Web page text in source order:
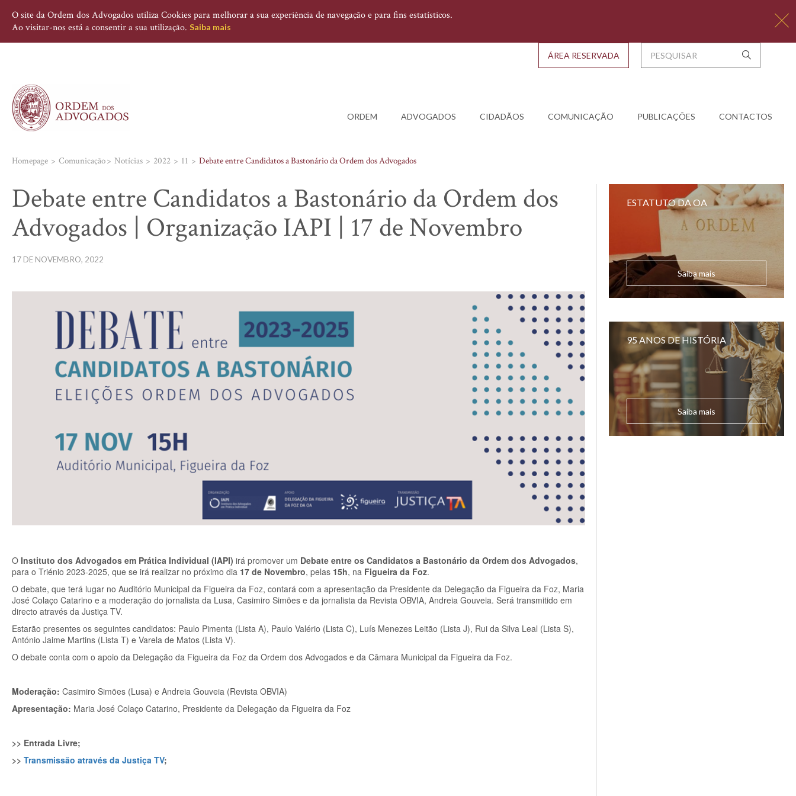
O site da Ordem dos Advogados utiliza Cookies para melhorar a sua experiência de navegação e para fins estatísticos.
Ao visitar-nos está a consentir a sua utilização. Saiba mais
ORDEM ADVOGADOS CIDADÃOS COMUNICAÇÃO PUBLICAÇÕES CONTACTOS
ÁREA RESERVADA
Homepage Comunicação Notícias 2022 11 Debate entre Candidatos a Bastonário da Ordem dos Advogados
Debate entre Candidatos a Bastonário da Ordem dos
Advogados | Organização IAPI | 17 de Novembro
17 DE NOVEMBRO, 2022
O Instituto dos Advogados em Prática Individual (IAPI) irá promover um Debate entre os Candidatos a Bastonário da Ordem dos Advogados,
para o Triénio 2023-2025, que se irá realizar no próximo dia 17 de Novembro, pelas 15h, na Figueira da Foz.
O debate, que terá lugar no Auditório Municipal da Figueira da Foz, contará com a apresentação da Presidente da Delegação da Figueira da Foz, Maria
José Colaço Catarino e a moderação do jornalista da Lusa, Casimiro Simões e da jornalista da Revista OBVIA, Andreia Gouveia. Será transmitido em
directo através da Justiça TV.
Estarão presentes os seguintes candidatos: Paulo Pimenta (Lista A), Paulo Valério (Lista C), Luís Menezes Leitão (Lista J), Rui da Silva Leal (Lista S),
António Jaime Martins (Lista T) e Varela de Matos (Lista V).
O debate conta com o apoio da Delegação da Figueira da Foz da Ordem dos Advogados e da Câmara Municipal da Figueira da Foz.
Moderação: Casimiro Simões (Lusa) e Andreia Gouveia (Revista OBVIA)
Apresentação: Maria José Colaço Catarino, Presidente da Delegação da Figueira da Foz
>> Entrada Livre;
>> Transmissão através da Justiça TV;
ESTATUTO DA OA
Saiba mais
95 ANOS DE HISTÓRIA
Saiba mais